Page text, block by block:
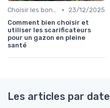
Choisir les bons outils •
23/12/2025
Comment bien choisir et
utiliser les scarificateurs
pour un gazon en pleine
santé
Les articles par date